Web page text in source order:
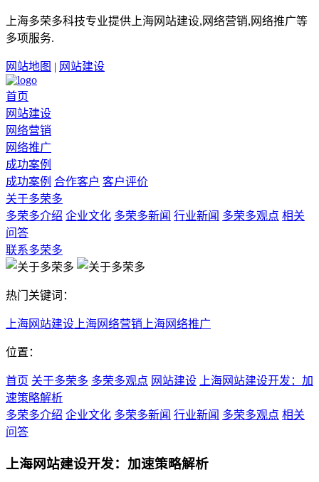
上海多荣多科技专业提供上海网站建设,网络营销,网络推广等
多项服务.
网站地图 | 网站建设
首页
网站建设
网络营销
网络推广
成功案例
成功案例 合作客户 客户评价
关于多荣多
多荣多介绍 企业文化 多荣多新闻 行业新闻 多荣多观点 相关
问答
联系多荣多
热门关键词：
上海网站建设 上海网络营销 上海网络推广
位置：
首页 关于多荣多 多荣多观点 网站建设
上海网站建设开发：加
速策略解析
多荣多介绍 企业文化 多荣多新闻 行业新闻 多荣多观点 相关
问答
上海网站建设开发：加速策略解析